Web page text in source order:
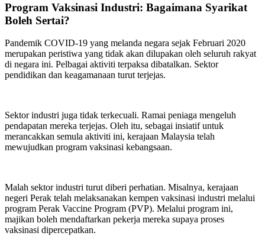
Program Vaksinasi Industri: Bagaimana Syarikat
Boleh Sertai?
Pandemik COVID-19 yang melanda negara sejak Februari 2020
merupakan peristiwa yang tidak akan dilupakan oleh seluruh rakyat
di negara ini. Pelbagai aktiviti terpaksa dibatalkan. Sektor
pendidikan dan keagamanaan turut terjejas.
Sektor industri juga tidak terkecuali. Ramai peniaga mengeluh
pendapatan mereka terjejas. Oleh itu, sebagai insiatif untuk
merancakkan semula aktiviti ini, kerajaan Malaysia telah
mewujudkan program vaksinasi kebangsaan.
Malah sektor industri turut diberi perhatian. Misalnya, kerajaan
negeri Perak telah melaksanakan kempen vaksinasi industri melalui
program Perak Vaccine Program (PVP). Melalui program ini,
majikan boleh mendaftarkan pekerja mereka supaya proses
vaksinasi dipercepatkan.